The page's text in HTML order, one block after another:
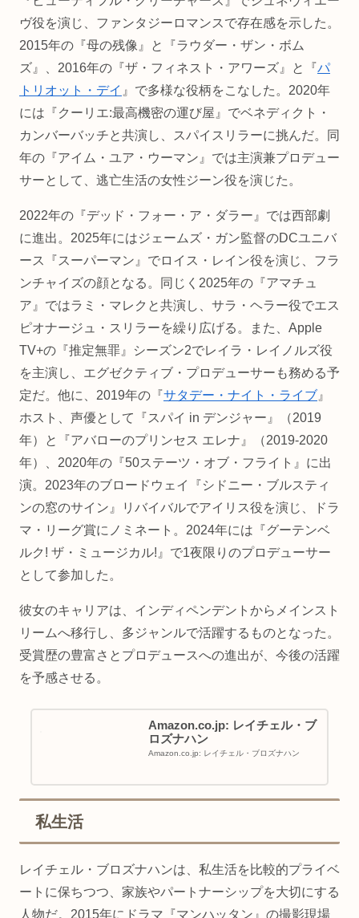
ヴ役を演じ、ファンタジーロマンスで存在感を示した。
2015年の『母の残像』と『ラウダー・ザン・ボム
ズ』、2016年の『ザ・フィネスト・アワーズ』と『パ
トリオット・デイ 』で多様な役柄をこなした。2020年
には『クーリエ:最高機密の運び屋』でベネディクト・
カンバーバッチと共演し、スパイスリラーに挑んだ。同
年の『アイム・ユア・ウーマン』では主演兼プロデュー
サーとして、逃亡生活の女性ジーン役を演じた。
2022年の『デッド・フォー・ア・ダラー』では西部劇
に進出。2025年にはジェームズ・ガン監督のDCユニバ
ース『スーパーマン』でロイス・レイン役を演じ、フラ
ンチャイズの顔となる。同じく2025年の『アマチュ
ア』ではラミ・マレクと共演し、サラ・ヘラー役でエス
ピオナージュ・スリラーを繰り広げる。また、Apple
TV+の『推定無罪』シーズン2でレイラ・レイノルズ役
を主演し、エグゼクティブ・プロデューサーも務める予
定だ。他に、2019年の『サタデー・ナイト・ライブ 』
ホスト、声優として『スパイ in デンジャー』（2019
年）と『アバローのプリンセス エレナ』（2019-2020
年）、2020年の『50ステーツ・オブ・フライト』に出
演。2023年のブロードウェイ『シドニー・ブルスティ
ンの窓のサイン』リバイバルでアイリス役を演じ、ドラ
マ・リーグ賞にノミネート。2024年には『グーテンベ
ルク! ザ・ミュージカル!』で1夜限りのプロデューサー
として参加した。
彼女のキャリアは、インディペンデントからメインスト
リームへ移行し、多ジャンルで活躍するものとなった。
受賞歴の豊富さとプロデュースへの進出が、今後の活躍
を予感させる。
Amazon.co.jp: レイチェル・ブ
ロズナハン
Amazon.co.jp: レイチェル・ブロズナハン
私生活
レイチェル・ブロズナハンは、私生活を比較的プライベ
ートに保ちつつ、家族やパートナーシップを大切にする
人物だ。2015年にドラマ『マンハッタン』の撮影現場